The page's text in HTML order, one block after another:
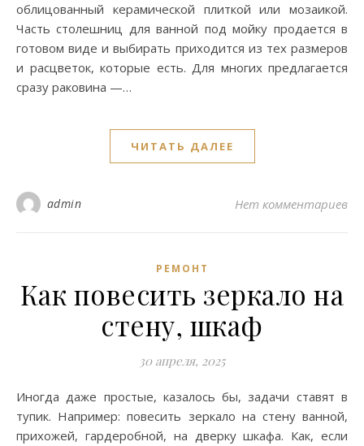
облицованный керамической плиткой или мозаикой.
Часть столешниц для ванной под мойку продается в
готовом виде и выбирать приходится из тех размеров
и расцветок, которые есть. Для многих предлагается
сразу раковина —…
ЧИТАТЬ ДАЛЕЕ
admin Нет комментариев
РЕМОНТ
Как повесить зеркало на
стену, шкаф
30 апреля, 2025
Иногда даже простые, казалось бы, задачи ставят в
тупик. Например: повесить зеркало на стену ванной,
прихожей, гардеробной, на дверку шкафа. Как, если